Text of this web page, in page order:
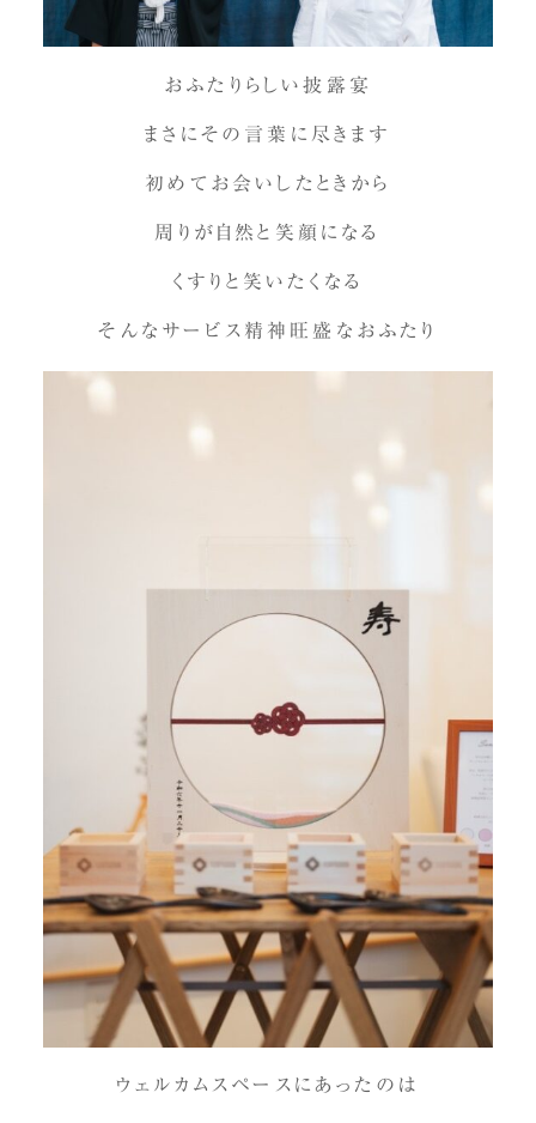
おふたりらしい披露宴
まさにその言葉に尽きます
初めてお会いしたときから
周りが自然と笑顔になる
くすりと笑いたくなる
そんなサービス精神旺盛なおふたり
ウェルカムスペースにあったのは